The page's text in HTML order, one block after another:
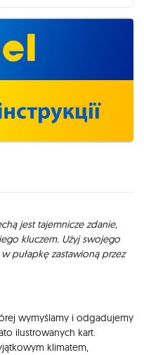
jest tajemnicze zdanie,
kluczem. Użyj swojego
pułapkę zastawioną przez
wymyślamy i odgadujemy
ilustrowanych kart.
klimatem,